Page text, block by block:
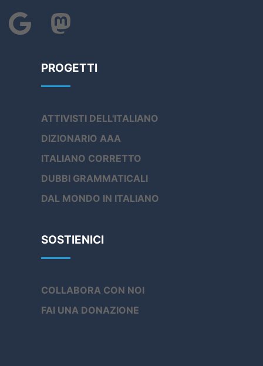
PROGETTI
ATTIVISTI DELL'ITALIANO
DIZIONARIO AAA
ITALIANO CORRETTO
DUBBI GRAMMATICALI
DAL MONDO IN ITALIANO
SOSTIENICI
COLLABORA CON NOI
FAI UNA DONAZIONE